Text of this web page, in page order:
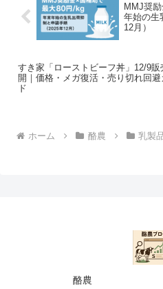
MMJ奨
年始の生
12月）
すき家「ローストビーフ丼」12/9販
開｜価格・メガ復活・売り切れ回避
ド
ホーム 酪農 乳製
酪農